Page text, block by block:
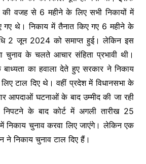
p
p
m
की वजह से 6 महीने के लिए सभी निकायों में
गए थे। निकाय में तैनात किए गए 6 महीने के
2 जून 2024 को समाप्त हुई। लेकिन इस
के चलते आचार संहिता प्रभावी थी।
का हवाला देते हुए सरकार ने निकाय
टाल दिए थे। वहीं प्रदेश में विधानसभा के
आपदाओं घटनाओं के बाद उम्मीद की जा रही
के बाद कोर्ट में अगली तारीख 25
चुनाव करवा लिए जाएंगे। लेकिन एक
ने निकाय चुनाव टाल दिए हैं।